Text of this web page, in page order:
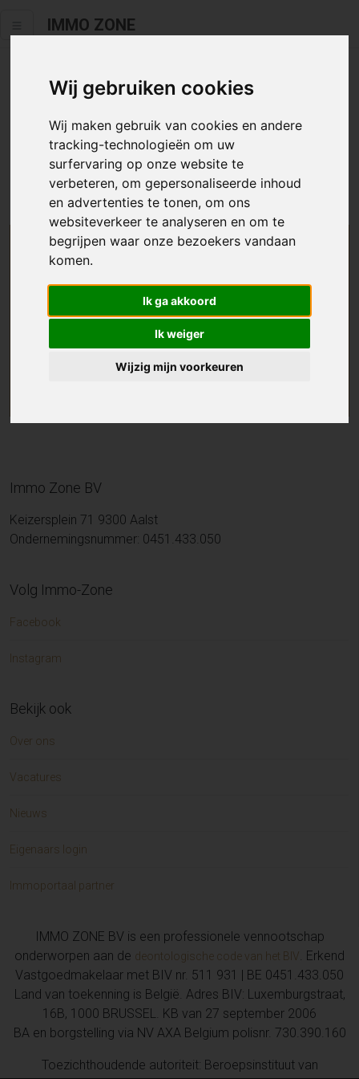
Wij gebruiken cookies
Wij maken gebruik van cookies en andere
tracking-technologieën om uw
surfervaring op onze website te
verbeteren, om gepersonaliseerde inhoud
en advertenties te tonen, om ons
websiteverkeer te analyseren en om te
begrijpen waar onze bezoekers vandaan
komen.
Ik ga akkoord
Ik weiger
Wijzig mijn voorkeuren
IMMO ZONE
Helaas staat dit zoekertje niet
meer online.
Neem zeker een kijkje in ons aanbod te koop
We helpen u graag zoeken
Maak hier een zoekprofiel aan en we houden u op
de hoogte van passend aanbod.
Immo Zone BV
Keizersplein 71 9300 Aalst
Ondernemingsnummer: 0451.433.050
Volg Immo-Zone
Facebook
Instagram
Bekijk ook
Over ons
Vacatures
Nieuws
Eigenaars login
Immoportaal partner
IMMO ZONE BV is een professionele vennootschap
onderworpen aan de deontologische code van het BIV. Erkend
Vastgoedmakelaar met BIV nr. 511 931 | BE 0451.433.050
Land van toekenning is België. Adres BIV: Luxemburgstraat,
16B, 1000 BRUSSEL. KB van 27 september 2006
BA en borgstelling via NV AXA Belgium polisnr. 730.390.160
Toezichthoudende autoriteit: Beroepsinstituut van